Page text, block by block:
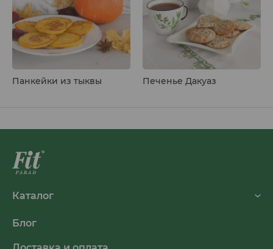
Панкейки из тыквы Печенье Дакуаз
Каталог
Блог